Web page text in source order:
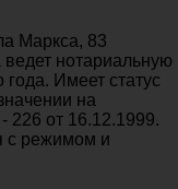
Маркса, 83
ведет нотариальную
Имеет статус
на
226 от 16.12.1999.
с режимом и